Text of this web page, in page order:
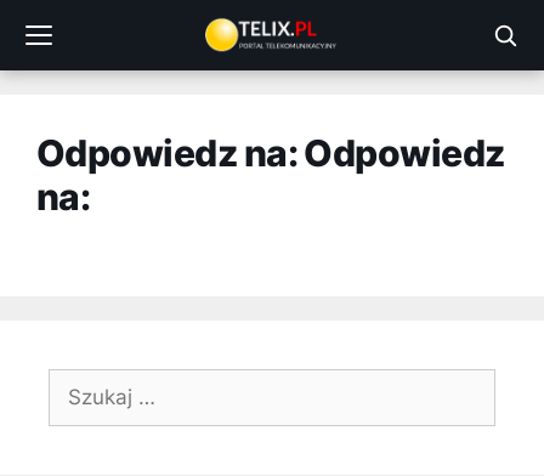
treści
Odpowiedz na: Odpowiedz
na:
Szukaj: